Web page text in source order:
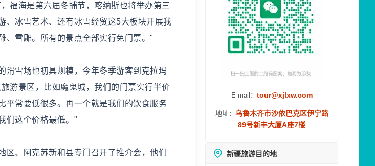
福海是第六届冬捕节，喀纳斯也将举办第三
、冰雪艺术、还有冰雪经贸这5大板块开展我
、雪雕。所有的景点全部实行免门票。"
滑雪场也初具规模，今年冬季游客到克拉玛
游景区，比如魔鬼城，我们的门票实行半价
平常要低很多。再一个就是我们的饮食服务
们这个价格最低。"
、阿克苏新和县专门召开了推介会，他们
E-mail： tour@xjlxw.com
地址： 乌鲁木齐市沙依巴克区伊宁路
89号新丰大厦A座7楼
新疆旅游目的地